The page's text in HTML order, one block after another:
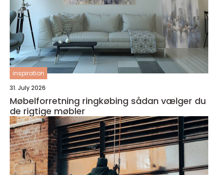
inspiration
31. July 2026
Møbelforretning ringkøbing sådan vælger du
de rigtige møbler